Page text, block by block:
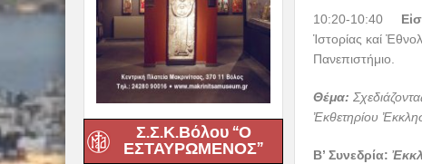
Σ.Σ.Κ.Βόλου “Ο
ΕΣΤΑΥΡΩΜΕΝΟΣ”
10:20-10:40
Ἱστορίας καί
Πανεπιστήμιο.
Θέμα:
Ἐκθετηρίου
Β’ Συνεδρία: